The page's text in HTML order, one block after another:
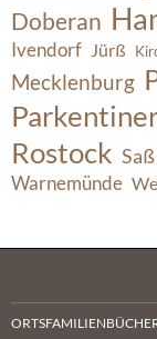
Doberan
Ivendorf Jürß
Mecklenburg
Rostock Saß
Warnemünde